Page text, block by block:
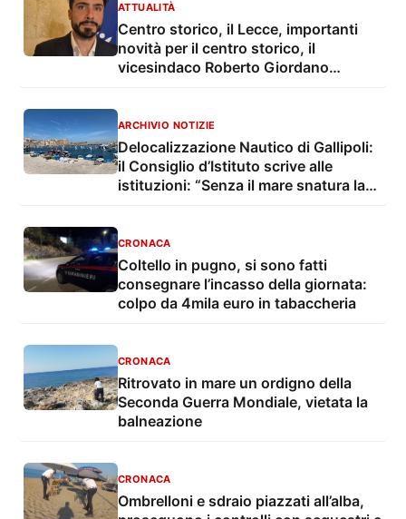
ATTUALITÀ
Centro storico, il Lecce, importanti
novità per il centro storico, il
vicesindaco Roberto Giordano
3,3 milioni di euro"
ARCHIVIO NOTIZIE
Delocalizzazione Nautico di Gallipoli:
il Consiglio d’Istituto scrive alle
istituzioni: “Senza il mare snatura la
CRONACA
Coltello in pugno, si sono fatti
consegnare l’incasso della giornata:
colpo da 4mila euro in tabaccheria
CRONACA
Ritrovato in mare un ordigno della
Seconda Guerra Mondiale, vietata la
balneazione
CRONACA
Ombrelloni e sdraio piazzati all’alba,